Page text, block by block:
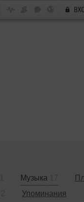
Музыка
Упоминания